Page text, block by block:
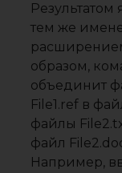
Результатом
тем же
образом,
объединит
File1.ref в
файлы
файл
Например,